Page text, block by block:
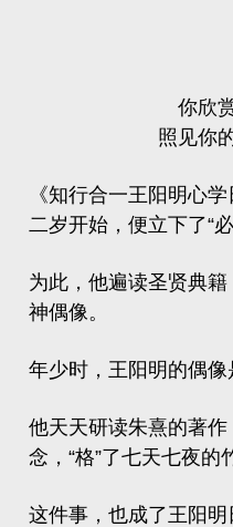
你欣
照见你
《知行合一王阳明心
二岁开始，便立下了“必
为此，他遍读圣贤典
神偶像。
年少时，王阳明的偶像
他天天研读朱熹的著
念，“格”了七天七夜的
这件事，也成了王阳明